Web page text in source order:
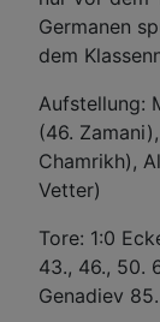
Germanen
dem
Aufstellung:
(46.
Chamrikh),
Vetter)
Tore: 1:0
43., 46., 50.
Genadiev